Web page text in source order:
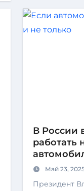
В России
работать
Май 23,
Президент Владимир Путин подписал закон,